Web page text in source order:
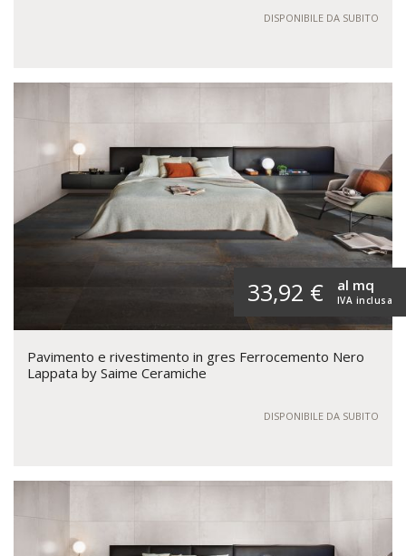
DISPONIBILE DA SUBITO
33,92 € IVA inclusa
al mq
Pavimento e rivestimento in gres Ferrocemento Nero
Lappata by Saime Ceramiche
DISPONIBILE DA SUBITO